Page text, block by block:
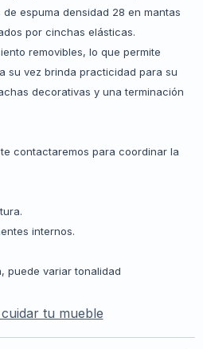
espuma densidad 28 en mantas
por cinchas elásticas.
removibles, lo que permite
su vez brinda practicidad para su
decorativas y una terminación
contactaremos para coordinar la
internos.
puede variar tonalidad
tu mueble